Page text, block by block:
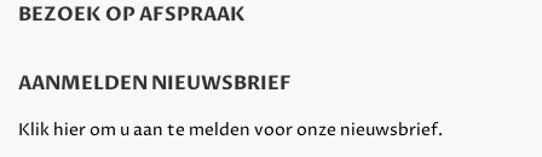
BEZOEK OP AFSPRAAK
AANMELDEN NIEUWSBRIEF
Klik hier om u aan te melden voor onze nieuwsbrief.